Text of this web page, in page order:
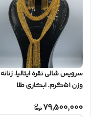
سرویس شالی نقره ایتالیا. زنانه
وزن ۵۱گرم. ابکاری طلا
79,500,000